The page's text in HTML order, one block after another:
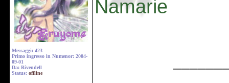
Messaggi: 423
Primo ingresso in Numenor: 2004-
09-01
Da: Rivendell
Status: offline
Namarie